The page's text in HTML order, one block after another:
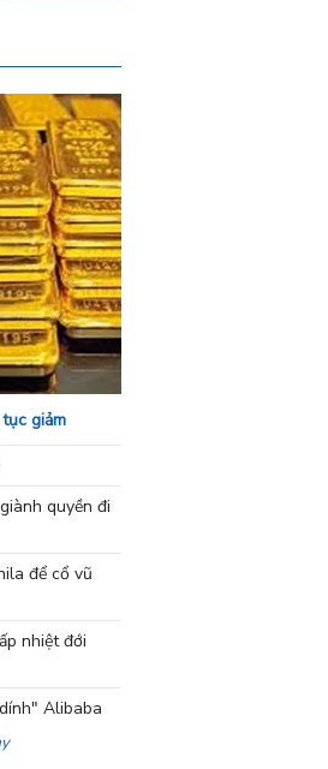
giảm
quyền đi
để cổ vũ
nhiệt đới
Alibaba